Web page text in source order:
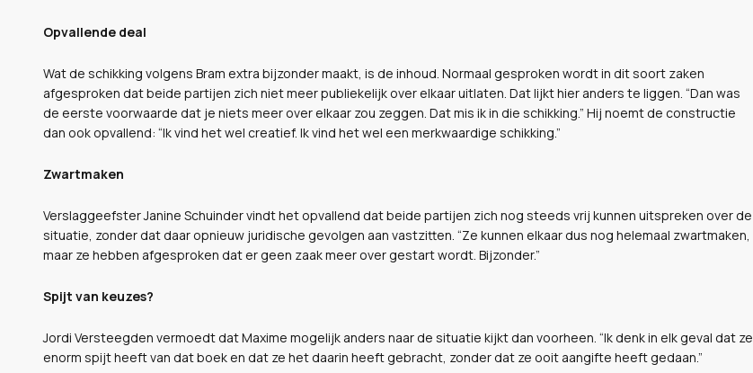
Opvallende deal
Wat de schikking volgens Bram extra bijzonder maakt, is de inhoud. Normaal gesproken wordt in dit soort zaken
afgesproken dat beide partijen zich niet meer publiekelijk over elkaar uitlaten. Dat lijkt hier anders te liggen. “Dan was
de eerste voorwaarde dat je niets meer over elkaar zou zeggen. Dat mis ik in die schikking.” Hij noemt de constructie
dan ook opvallend: “Ik vind het wel creatief. Ik vind het wel een merkwaardige schikking.”
Zwartmaken
Verslaggeefster Janine Schuinder vindt het opvallend dat beide partijen zich nog steeds vrij kunnen uitspreken over de
situatie, zonder dat daar opnieuw juridische gevolgen aan vastzitten. “Ze kunnen elkaar dus nog helemaal zwartmaken,
maar ze hebben afgesproken dat er geen zaak meer over gestart wordt. Bijzonder.”
Spijt van keuzes?
Jordi Versteegden vermoedt dat Maxime mogelijk anders naar de situatie kijkt dan voorheen. “Ik denk in elk geval dat ze
enorm spijt heeft van dat boek en dat ze het daarin heeft gebracht, zonder dat ze ooit aangifte heeft gedaan.”